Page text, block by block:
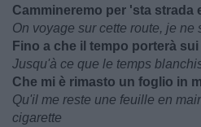
Cammineremo per 'sta strada
On voyage sur cette route, je ne
Fino a che il tempo porterà
Jusqu'à ce que le temps
Che mi è rimasto un foglio in
Qu'il me reste une feuille en
cigarette